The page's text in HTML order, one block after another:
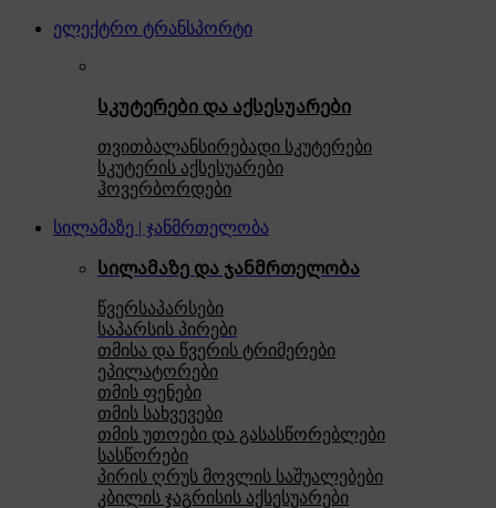
ელექტრო ტრანსპორტი
სკუტერები და აქსესუარები
თვითბალანსირებადი სკუტერები
სკუტერის აქსესუარები
ჰოვერბორდები
სილამაზე | ჯანმრთელობა
სილამაზე და ჯანმრთელობა
წვერსაპარსები
საპარსის პირები
თმისა და წვერის ტრიმერები
ეპილატორები
თმის ფენები
თმის სახვევები
თმის უთოები და გასასწორებლები
სასწორები
პირის ღრუს მოვლის საშუალებები
კბილის ჯაგრისის აქსესუარები